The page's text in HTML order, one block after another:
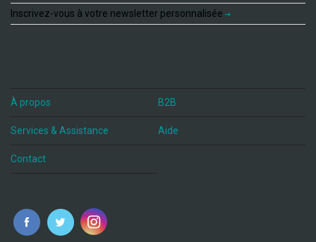
Inscrivez-vous à votre newsletter personnalisée
À propos B2B
Services & Assistance Aide
Contact
fr